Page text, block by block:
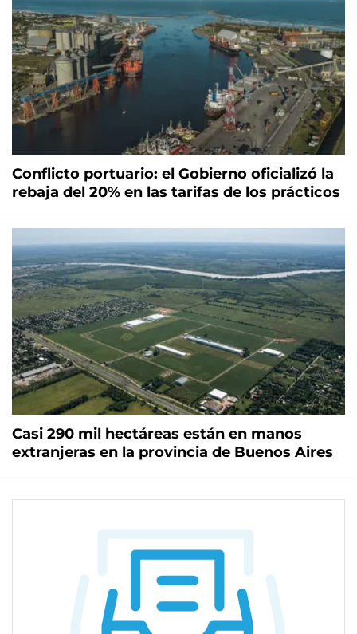
Conflicto portuario: el Gobierno oficializó la
rebaja del 20% en las tarifas de los prácticos
Casi 290 mil hectáreas están en manos
extranjeras en la provincia de Buenos Aires